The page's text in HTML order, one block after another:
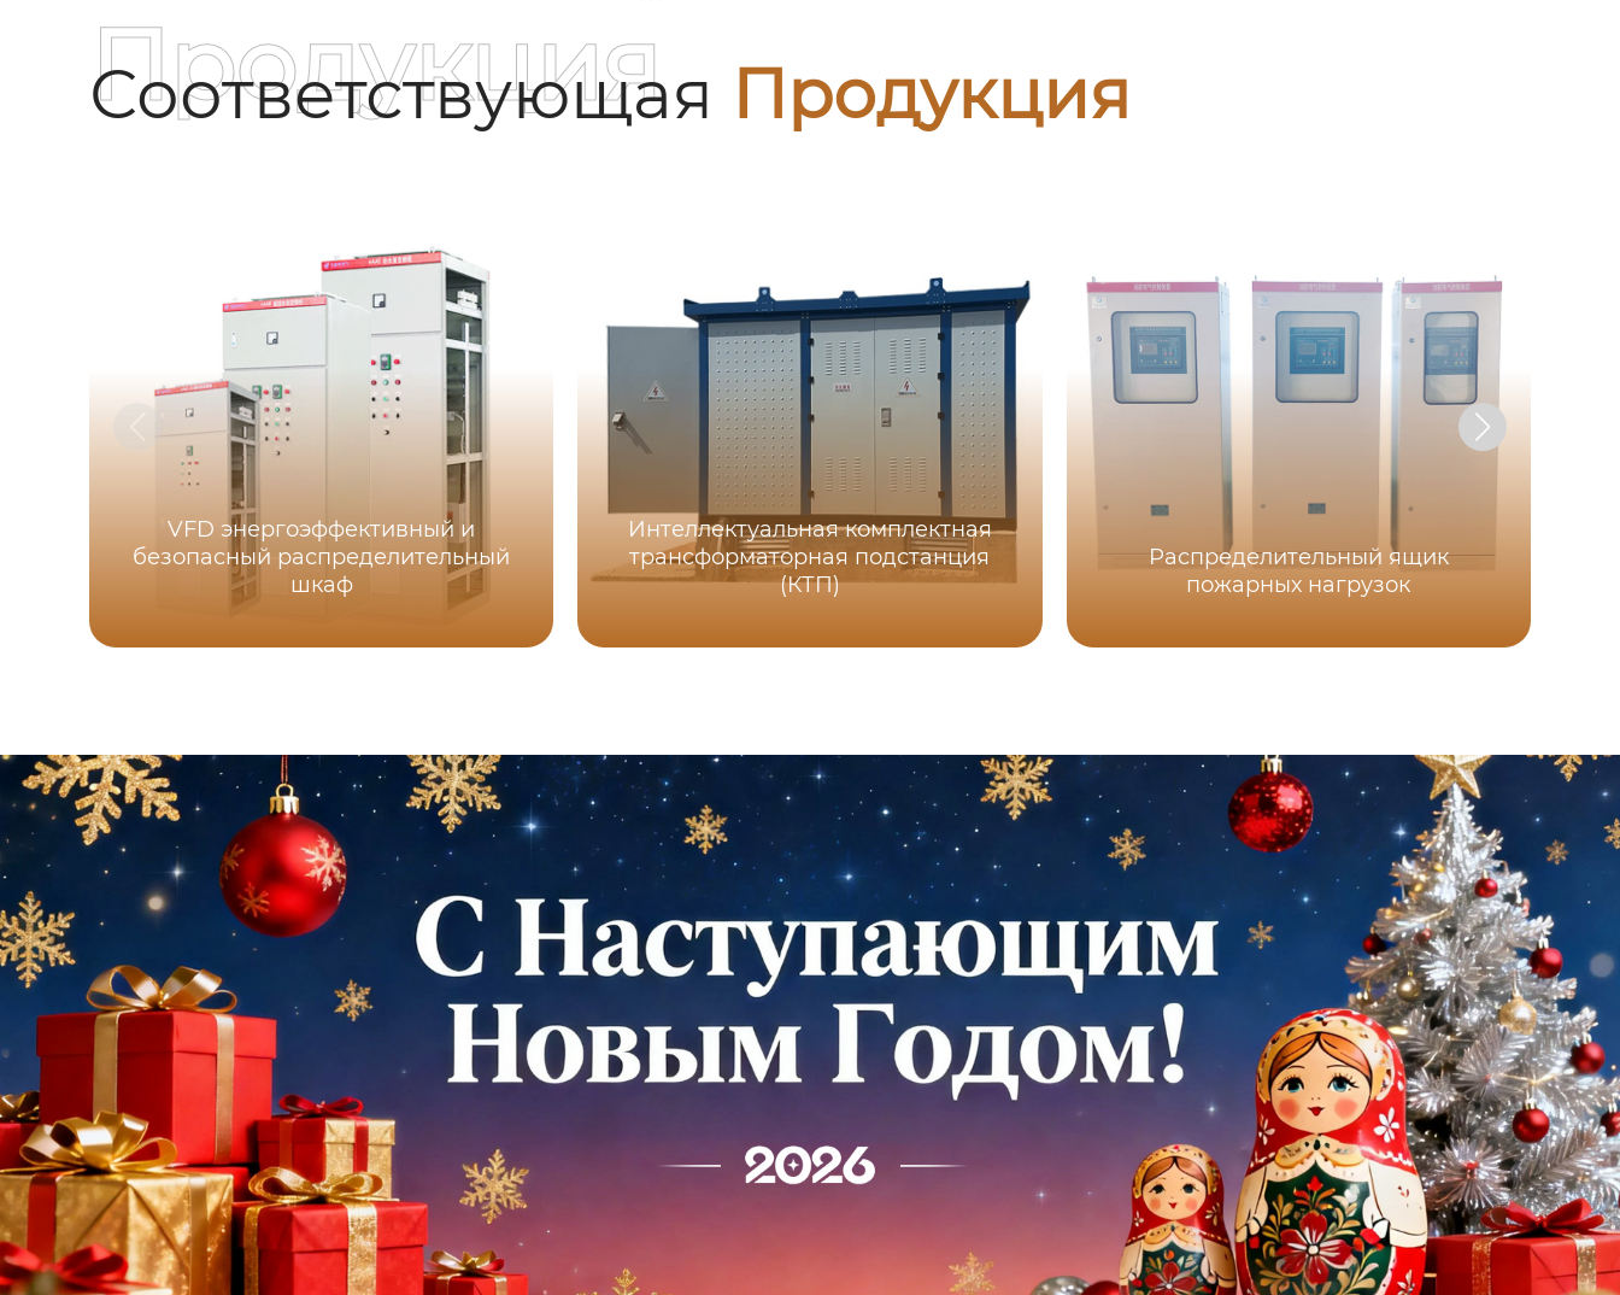
Соответствующая Продукция
Продукция
VFD энергоэффективный и
безопасный распределительный
шкаф
Интеллектуальная комплектная
трансформаторная подстанция
(КТП)
Распределительный ящик
пожарных нагрузок